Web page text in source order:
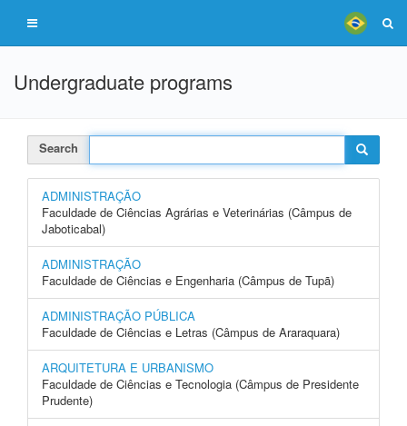
Undergraduate programs
Search
ADMINISTRAÇÃO
Faculdade de Ciências Agrárias e Veterinárias (Câmpus de
Jaboticabal)
ADMINISTRAÇÃO
Faculdade de Ciências e Engenharia (Câmpus de Tupã)
ADMINISTRAÇÃO PÚBLICA
Faculdade de Ciências e Letras (Câmpus de Araraquara)
ARQUITETURA E URBANISMO
Faculdade de Ciências e Tecnologia (Câmpus de Presidente
Prudente)